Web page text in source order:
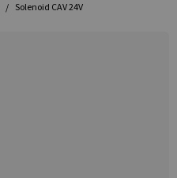
Solenoid CAV 24V